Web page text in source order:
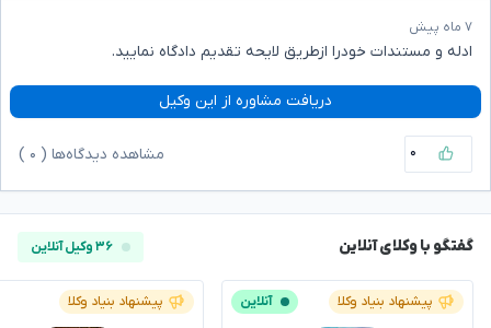
۷ ماه پیش
ادله و مستندات خودرا ازطریق لایحه تقدیم دادگاه نمایید.
دریافت مشاوره از این وکیل
۰ مشاهده دیدگاه‌ها ( ۰
گفتگو با وکلای آنلاین ۳۶ وکیل آنلاین
پیشنهاد بنیاد وکلا آنلاین پیشنهاد بنیاد وکلا